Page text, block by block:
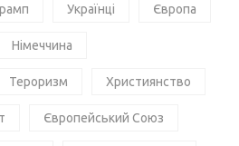
Українці Європа
Німеччина
Тероризм Християнство
Європейський Союз